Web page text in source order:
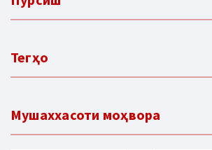
Тегҳо
Мушаххасоти моҳвора